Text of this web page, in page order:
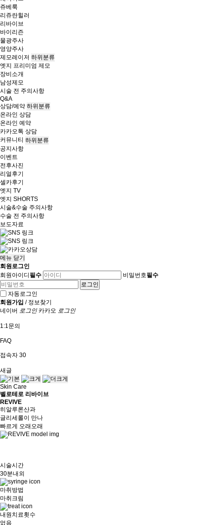
쥬베룩
리쥬란힐러
리바이브
바이리즌
물광주사
영양주사
제모레이저 하위분류
엣지 프리미엄 제모
장비소개
남성제모
시술 전 주의사항
Q&A
상담/예약 하위분류
온라인 상담
온라인 예약
카카오톡 상담
커뮤니티 하위분류
공지사항
이벤트
전후사진
리얼후기
셀카후기
엣지 TV
엣지 SHORTS
시술&수술 주의사항
수술 전 주의사항
보도자료
메뉴 닫기
회원로그인
회원아이디필수 비밀번호필수
자동로그인
회원가입 / 정보찾기
네이버 로그인 카카오 로그인
1:1문의
FAQ
접속자 30
새글
Skin Care
벨로테로 리바이브
REVIVE
히알루론산과
글리세롤이 만나
빠르게 오래오래
시술시간
30분내외
마취방법
마취크림
내원치료횟수
없음